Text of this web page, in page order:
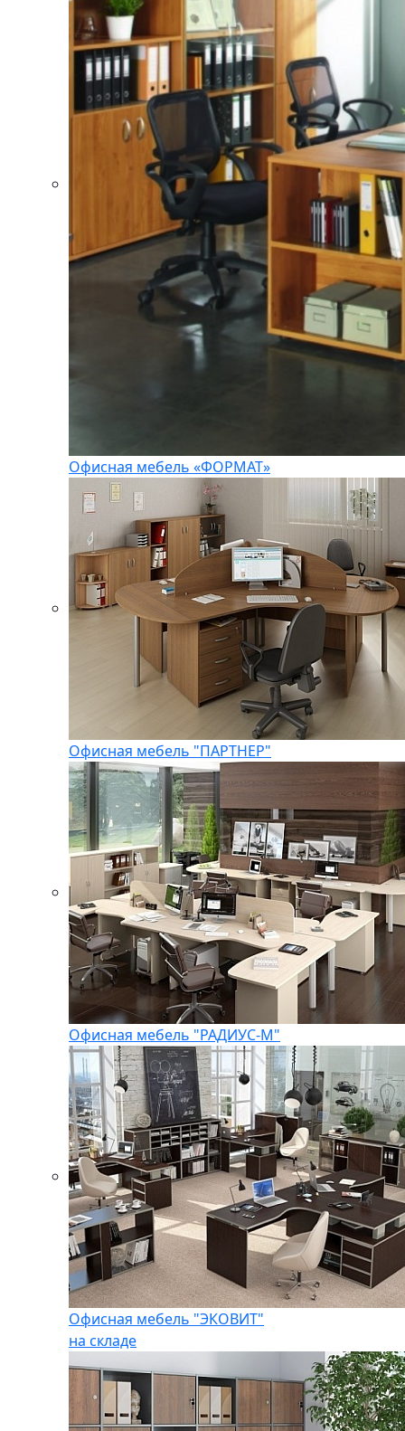
Офисная мебель «ФОРМАТ»
Офисная мебель "ПАРТНЕР"
Офисная мебель "РАДИУС-М"
Офисная мебель "ЭКОВИТ"
на складе